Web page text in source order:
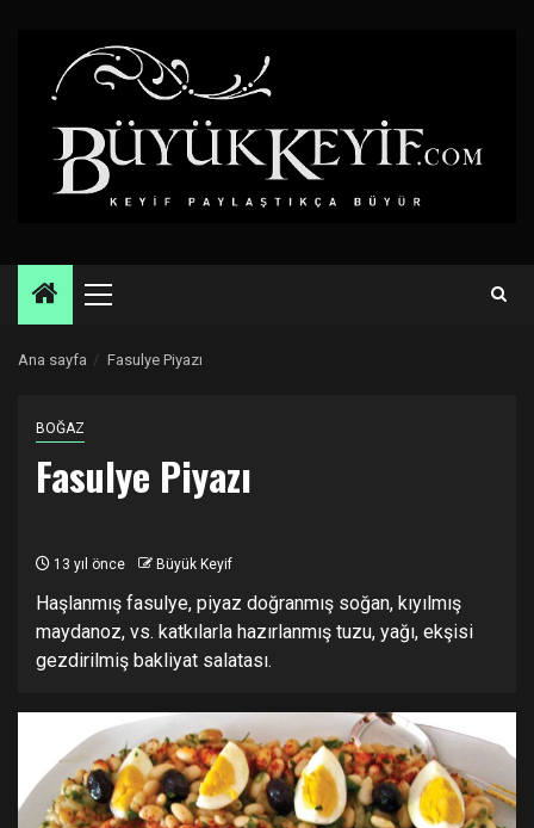
Primary
Ana sayfa Fasulye Piyazı
BOĞAZ
Fasulye Piyazı
13 yıl önce Büyük Keyif
Haşlanmış fasulye, piyaz doğranmış soğan, kıyılmış
maydanoz, vs. katkılarla hazırlanmış tuzu, yağı, ekşisi
gezdirilmiş bakliyat salatası.